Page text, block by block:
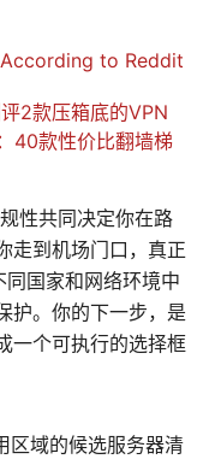
to Reddit
2款压箱底的VPN
40款性价比翻墙梯
性共同决定你在路
走到机场门口，真正
国家和网络环境中
护。你的下一步，是
一个可执行的选择框
区域的候选服务器清